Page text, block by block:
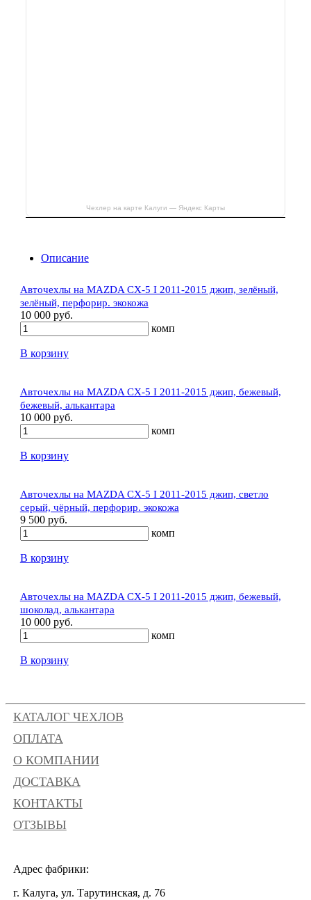
Чехлер на карте Калуги — Яндекс Карты
Описание
Авточехлы на MAZDA CX-5 I 2011-2015 джип, зелёный,
зелёный, перфорир. экокожа
10 000 руб.
комп
В корзину
Авточехлы на MAZDA CX-5 I 2011-2015 джип, бежевый,
бежевый, алькантара
10 000 руб.
комп
В корзину
Авточехлы на MAZDA CX-5 I 2011-2015 джип, светло
серый, чёрный, перфорир. экокожа
9 500 руб.
комп
В корзину
Авточехлы на MAZDA CX-5 I 2011-2015 джип, бежевый,
шоколад, алькантара
10 000 руб.
комп
В корзину
КАТАЛОГ ЧЕХЛОВ
ОПЛАТА
О КОМПАНИИ
ДОСТАВКА
КОНТАКТЫ
ОТЗЫВЫ
Адрес фабрики:
г. Калуга, ул. Тарутинская, д. 76